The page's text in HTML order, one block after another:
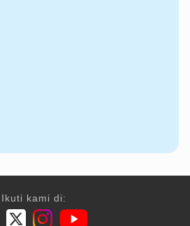
Ikuti kami di: